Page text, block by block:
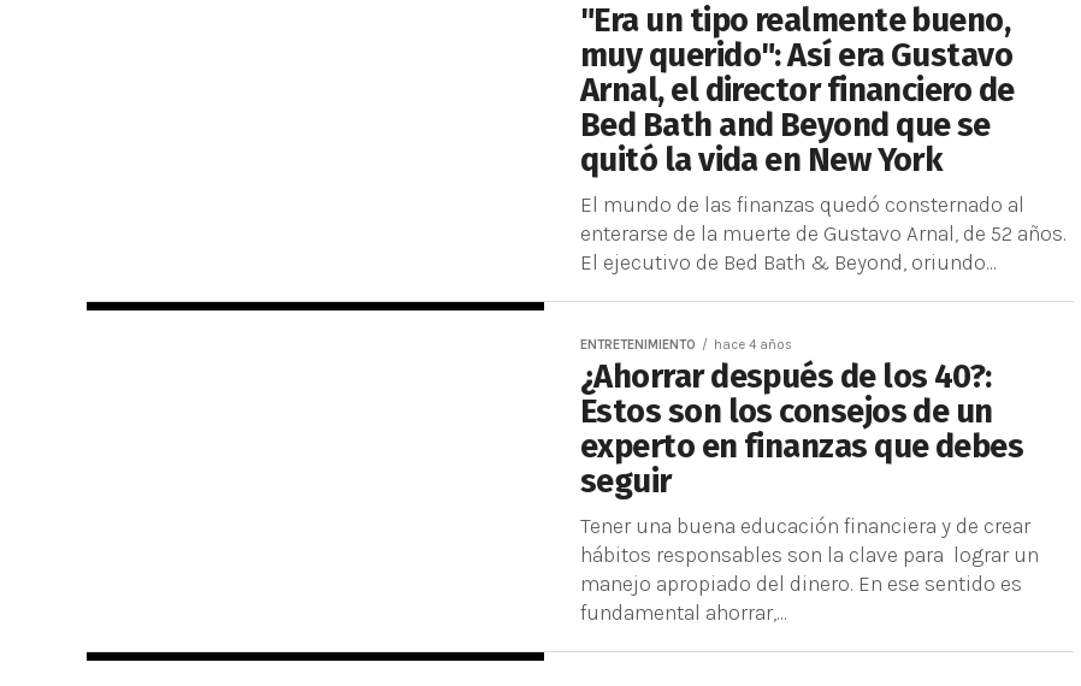
"Era un tipo realmente bueno,
muy querido": Así era Gustavo
Arnal, el director financiero de
Bed Bath and Beyond que se
quitó la vida en New York
El mundo de las finanzas quedó consternado al
enterarse de la muerte de Gustavo Arnal, de 52 años.
El ejecutivo de Bed Bath & Beyond, oriundo...
ENTRETENIMIENTO hace 4 años
¿Ahorrar después de los 40?:
Estos son los consejos de un
experto en finanzas que debes
seguir
Tener una buena educación financiera y de crear
hábitos responsables son la clave para lograr un
manejo apropiado del dinero. En ese sentido es
fundamental ahorrar,...